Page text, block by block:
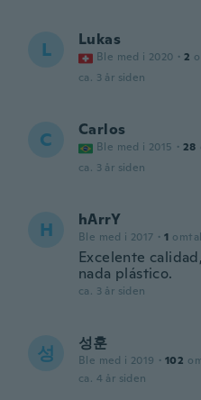
L Lukas
Ble med i 2020 · 2
ca. 3 år siden
C Carlos
Ble med i 2015 · 28
ca. 3 år siden
H hArrY
Ble med i 2017 · 1
Excelente
nada plástico.
ca. 3 år siden
성 성훈
Ble med i 2019 · 102
ca. 4 år siden